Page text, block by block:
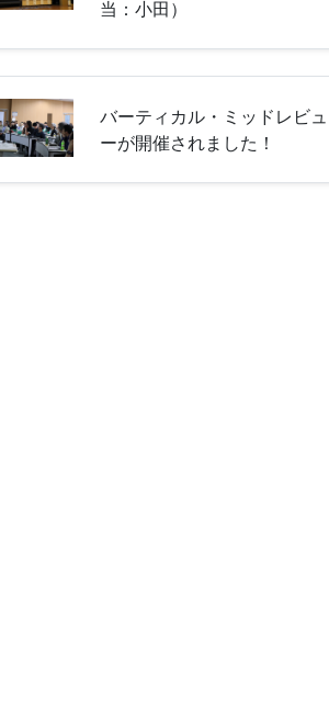
当：小田）
バーティカル・ミッドレビュ
ーが開催されました！